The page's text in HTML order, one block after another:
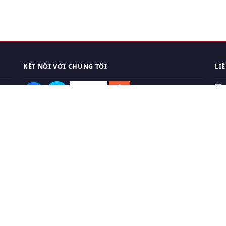
KẾT NỐI VỚI CHÚNG TÔI